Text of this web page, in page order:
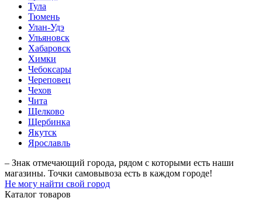
Тула
Тюмень
Улан-Удэ
Ульяновск
Хабаровск
Химки
Чебоксары
Череповец
Чехов
Чита
Щелково
Щербинка
Якутск
Ярославль
– Знак отмечающий города, рядом с которыми есть наши
магазины. Точки самовывоза есть в каждом городе!
Не могу найти свой город
Каталог товаров